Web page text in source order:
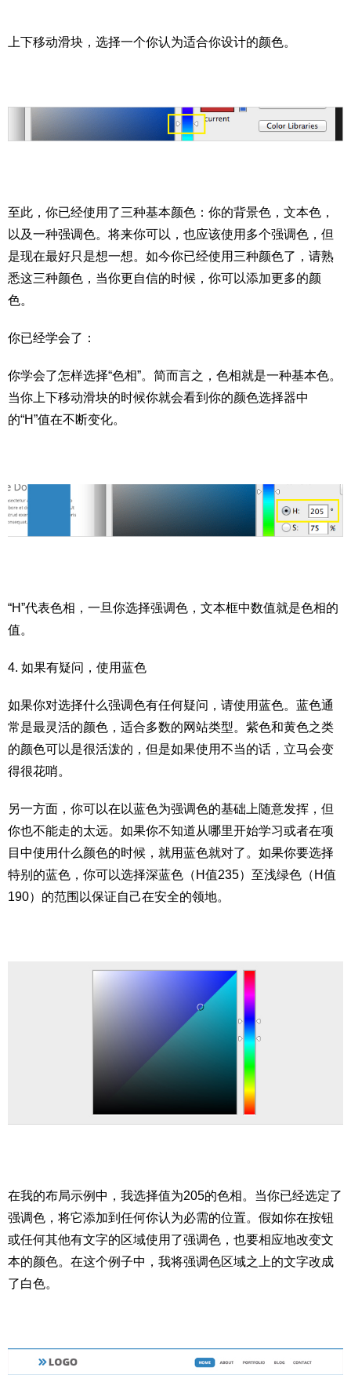
上下移动滑块，选择一个你认为适合你设计的颜色。
至此，你已经使用了三种基本颜色：你的背景色，文本色，
以及一种强调色。将来你可以，也应该使用多个强调色，但
是现在最好只是想一想。如今你已经使用三种颜色了，请熟
悉这三种颜色，当你更自信的时候，你可以添加更多的颜
色。
你已经学会了：
你学会了怎样选择“色相”。简而言之，色相就是一种基本色。
当你上下移动滑块的时候你就会看到你的颜色选择器中
的“H”值在不断变化。
“H”代表色相，一旦你选择强调色，文本框中数值就是色相的
值。
4. 如果有疑问，使用蓝色
如果你对选择什么强调色有任何疑问，请使用蓝色。蓝色通
常是最灵活的颜色，适合多数的网站类型。紫色和黄色之类
的颜色可以是很活泼的，但是如果使用不当的话，立马会变
得很花哨。
另一方面，你可以在以蓝色为强调色的基础上随意发挥，但
你也不能走的太远。如果你不知道从哪里开始学习或者在项
目中使用什么颜色的时候，就用蓝色就对了。如果你要选择
特别的蓝色，你可以选择深蓝色（H值235）至浅绿色（H值
190）的范围以保证自己在安全的领地。
在我的布局示例中，我选择值为205的色相。当你已经选定了
强调色，将它添加到任何你认为必需的位置。假如你在按钮
或任何其他有文字的区域使用了强调色，也要相应地改变文
本的颜色。在这个例子中，我将强调色区域之上的文字改成
了白色。